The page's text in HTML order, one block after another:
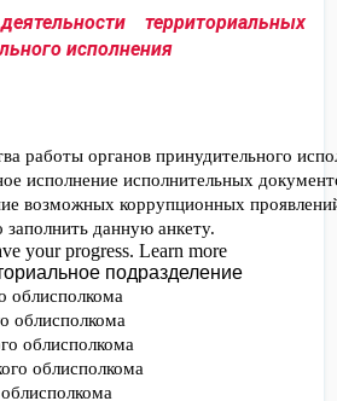
территориальных
исполнения